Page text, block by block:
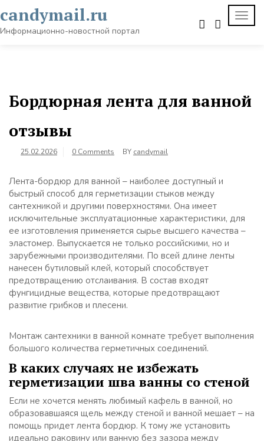
to
content
candymail.ru
Информационно-новостной портал
Бордюрная лента для ванной
отзывы
25.02.2026 0 Comments BY candymail
Лента-бордюр для ванной – наиболее доступный и
быстрый способ для герметизации стыков между
сантехникой и другими поверхностями. Она имеет
исключительные эксплуатационные характеристики, для
ее изготовления применяется сырье высшего качества –
эластомер. Выпускается не только российскими, но и
зарубежными производителями. По всей длине ленты
нанесен бутиловый клей, который способствует
предотвращению отслаивания. В состав входят
фунгицидные вещества, которые предотвращают
развитие грибков и плесени.
Монтаж сантехники в ванной комнате требует выполнения
большого количества герметичных соединений.
В каких случаях не избежать
герметизации шва ванны со стеной
Если не хочется менять любимый кафель в ванной, но
образовавшаяся щель между стеной и ванной мешает – на
помощь придет лента бордюр. К тому же установить
идеально раковину или ванную без зазора между